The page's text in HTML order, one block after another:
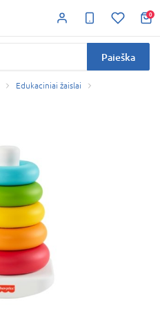
0
Paieška
Edukaciniai žaislai